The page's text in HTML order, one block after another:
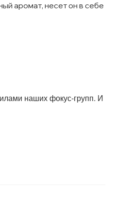
аромат, несет он в себе
наших фокус-групп. И